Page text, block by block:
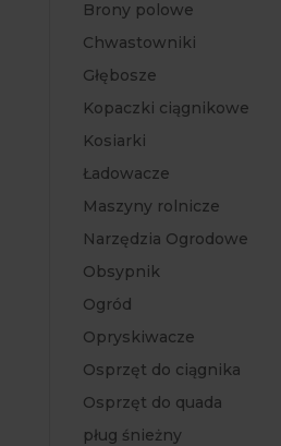
Brony polowe
Chwastowniki
Głębosze
Kopaczki ciągnikowe
Kosiarki
Ładowacze
Maszyny rolnicze
Narzędzia Ogrodowe
Obsypnik
Ogród
Opryskiwacze
Osprzęt do ciągnika
Osprzęt do quada
pług śnieżny